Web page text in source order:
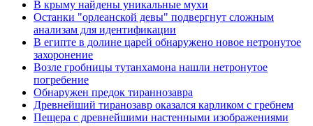
В крыму найдены уникальные мухи
Останки "орлеанской девы" подвергнут сложным
анализам для идентификации
В египте в долине царей обнаружено новое нетронутое
захоронение
Возле гробницы тутанхамона нашли нетронутое
погребение
Обнаружен предок тираннозавра
Древнейший тиранозавр оказался карликом с гребнем
Пещера с древнейшими настенными изображениями